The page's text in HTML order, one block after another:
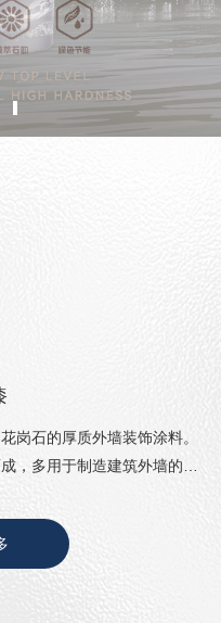
3
岗石的厚质外墙装饰涂料。
，多用于制造建筑外墙的仿